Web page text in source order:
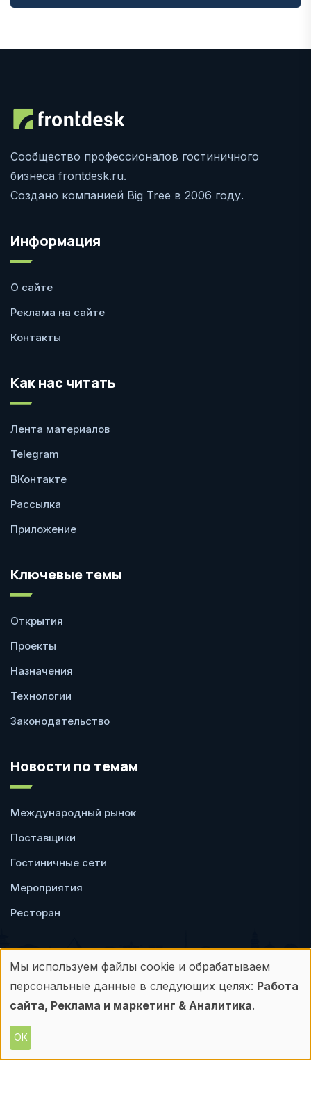
Сообщество профессионалов гостиничного
бизнеса frontdesk.ru.
Создано компанией Big Tree в 2006 году.
Информация
О сайте
Реклама на сайте
Контакты
Как нас читать
Лента материалов
Telegram
ВКонтакте
Рассылка
Приложение
Ключевые темы
Открытия
Проекты
Назначения
Технологии
Законодательство
Новости по темам
Международный рынок
Поставщики
Гостиничные сети
Мероприятия
Ресторан
Пользовательское
соглашение
Политика
конфиденциальности
Любое использование материалов с данного
Использование
персональных
данных
и
Мы используем файлы cookie и обрабатываем
персональные данные в следующих целях: Работа
сайта, Реклама и маркетинг & Аналитика.
ОК